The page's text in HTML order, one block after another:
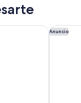
Anuncio